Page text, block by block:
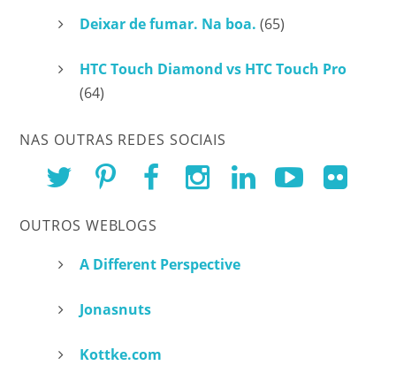
Deixar de fumar. Na boa. (65)
HTC Touch Diamond vs HTC Touch Pro
(64)
NAS OUTRAS REDES SOCIAIS
OUTROS WEBLOGS
A Different Perspective
Jonasnuts
Kottke.com